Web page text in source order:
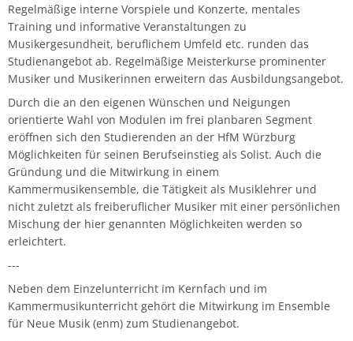
Regelmäßige interne Vorspiele und Konzerte, mentales
Training und informative Veranstaltungen zu
Musikergesundheit, beruflichem Umfeld etc. runden das
Studienangebot ab. Regelmäßige Meisterkurse prominenter
Musiker und Musikerinnen erweitern das Ausbildungsangebot.
Durch die an den eigenen Wünschen und Neigungen
orientierte Wahl von Modulen im frei planbaren Segment
eröffnen sich den Studierenden an der HfM Würzburg
Möglichkeiten für seinen Berufseinstieg als Solist. Auch die
Gründung und die Mitwirkung in einem
Kammermusikensemble, die Tätigkeit als Musiklehrer und
nicht zuletzt als freiberuflicher Musiker mit einer persönlichen
Mischung der hier genannten Möglichkeiten werden so
erleichtert.
---
Neben dem Einzelunterricht im Kernfach und im
Kammermusikunterricht gehört die Mitwirkung im Ensemble
für Neue Musik (enm) zum Studienangebot.
Percussion
Streichinstrumente
Master of Music in Performance
Master of Music in Performance and Pedagogy